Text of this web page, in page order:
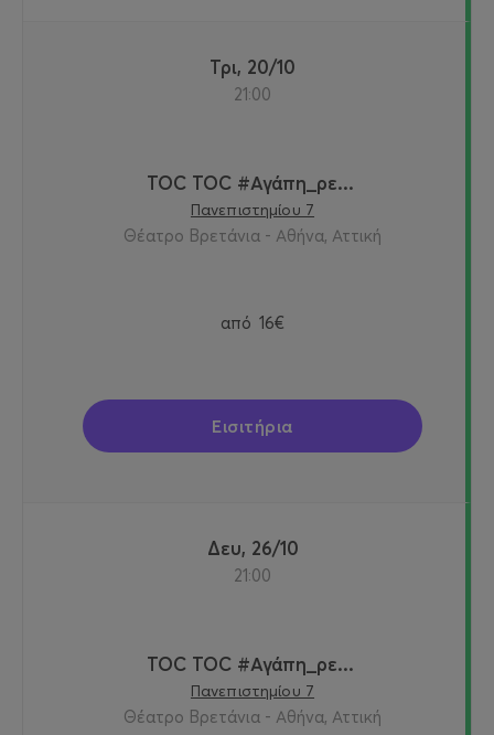
Τρι, 20/10
21:00
TOC TOC #Αγάπη_ρε...
Πανεπιστημίου 7
Θέατρο Βρετάνια - Αθήνα, Αττική
από 16€
Εισιτήρια
Δευ, 26/10
21:00
TOC TOC #Αγάπη_ρε...
Πανεπιστημίου 7
Θέατρο Βρετάνια - Αθήνα, Αττική